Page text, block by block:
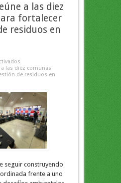
a las diez
fortalecer
residuos en
las diez comunas
de residuos en
seguir construyendo
frente a uno